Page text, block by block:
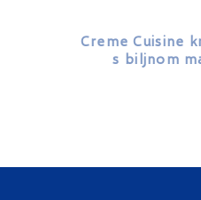
Creme Cuisine
s biljnom